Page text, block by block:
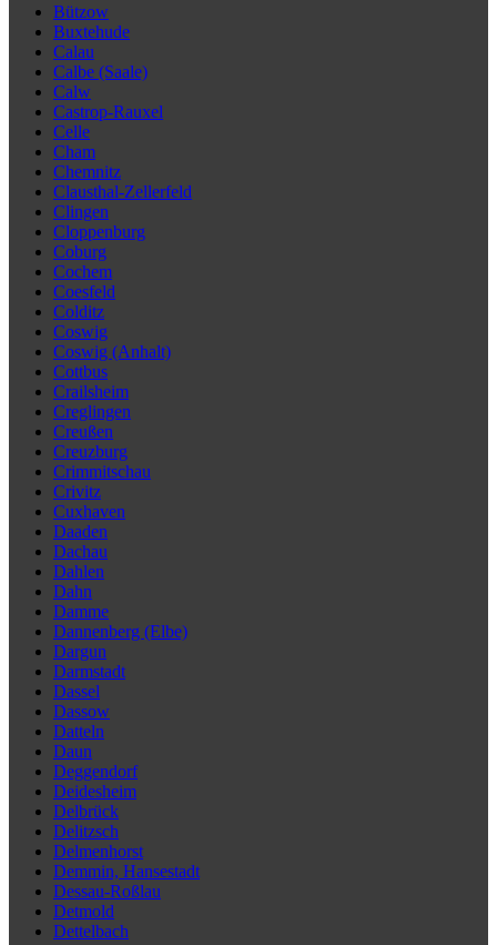
Bützow
Buxtehude
Calau
Calbe (Saale)
Calw
Castrop-Rauxel
Celle
Cham
Chemnitz
Clausthal-Zellerfeld
Clingen
Cloppenburg
Coburg
Cochem
Coesfeld
Colditz
Coswig
Coswig (Anhalt)
Cottbus
Crailsheim
Creglingen
Creußen
Creuzburg
Crimmitschau
Crivitz
Cuxhaven
Daaden
Dachau
Dahlen
Dahn
Damme
Dannenberg (Elbe)
Dargun
Darmstadt
Dassel
Dassow
Datteln
Daun
Deggendorf
Deidesheim
Delbrück
Delitzsch
Delmenhorst
Demmin, Hansestadt
Dessau-Roßlau
Detmold
Dettelbach